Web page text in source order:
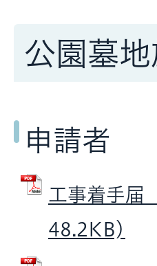
公園墓
申請者
工事着手届
48.2KB)